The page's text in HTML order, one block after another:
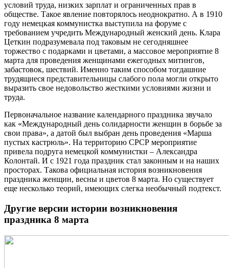
условий труда, низких зарплат и ограниченных прав в
обществе. Такое явление повторялось неоднократно. А в 1910
году немецкая коммунистка выступила на форуме с
требованием учредить Международный женский день. Клара
Цеткин подразумевала под таковым не сегодняшнее
торжество с подарками и цветами, а массовое мероприятие 8
марта для проведения женщинами ежегодных митингов,
забастовок, шествий. Именно таким способом тогдашние
трудящиеся представительницы слабого пола могли открыто
выразить свое недовольство жесткими условиями жизни и
труда.
Первоначальное название календарного праздника звучало
как «Международный день солидарности женщин в борьбе за
свои права», а датой был выбран день проведения «Марша
пустых кастрюль». На территорию СРСР мероприятие
привела подруга немецкой коммунистки – Александра
Колонтай. И с 1921 года праздник стал законным и на наших
просторах. Такова официальная история возникновения
праздника женщин, весны и цветов 8 марта. Но существует
еще несколько теорий, имеющих слегка необычный подтекст.
Другие версии истории возникновения
праздника 8 марта